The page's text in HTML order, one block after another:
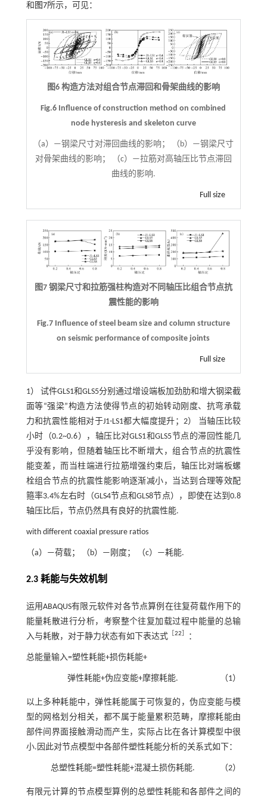
和 图7所示，可见：
图6 构造方法对组合节点滞回和骨架曲线的影响
Fig.6 Influence of construction method on combined
node hysteresis and skeleton curve
（a）—钢梁尺寸对滞回曲线的影响； （b）—钢梁尺寸
对骨架曲线的影响； （c）—拉筋对高轴压比节点滞回
曲线的影响.
Full size
图7 钢梁尺寸和拉筋强柱构造对不同轴压比组合节点抗
震性能的影响
Fig.7 Influence of steel beam size and column structure
on seismic performance of composite joints
Full size
1） 试件GLS1和GLS5分别通过增设端板加劲肋和增大钢梁截
面等“强梁”构造方法使得节点的初始转动刚度、抗弯承载
力和抗震性能相对于J1-LS1都大幅度提升；2） 当轴压比较
小时（0.2~0.6），轴压比对GLS1和GLS5节点的滞回性能几
乎没有影响，但随着轴压比不断增大，组合节点的抗震性
能变差，而当柱端进行拉筋增强约束后，轴压比对端板螺
栓组合节点的抗震性能影响逐渐减小，当达到合理等效配
箍率3.4%左右时（GLS4节点和GLS8节点），即使在达到0.8
轴压比后，节点仍然具有良好的抗震性能.
with different coaxial pressure ratios
（a）—荷载； （b）—刚度； （c）—耗能.
2.3 耗能与失效机制
运用ABAQUS有限元软件对各节点算例在往复荷载作用下的
能量耗散进行分析，考察整个往复加载过程中能量的总输
入与耗散，对于静力状态有如下表达式［22］ ：
总能量输入=塑性耗能+损伤耗能+
弹性耗能+伪应变能+摩擦耗能. （1）
以上多种耗能中，弹性耗能属于可恢复的，伪应变能与模
型的网格划分相关，都不属于能量累积范畴，摩擦耗能由
部件间界面接触滑动而产生，实际占比在各计算模型中很
小.因此对节点模型中各部件塑性耗能分析的关系式如下：
总塑性耗能=塑性耗能+混凝土损伤耗能. （2）
有限元计算的节点模型算例的总塑性耗能和各部件之间的